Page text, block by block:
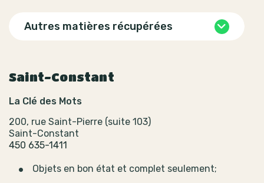
Autres matières récupérées
Saint-Constant
La Clé des Mots
200, rue Saint-Pierre (suite 103)
Saint-Constant
450 635-1411
Objets en bon état et complet seulement;